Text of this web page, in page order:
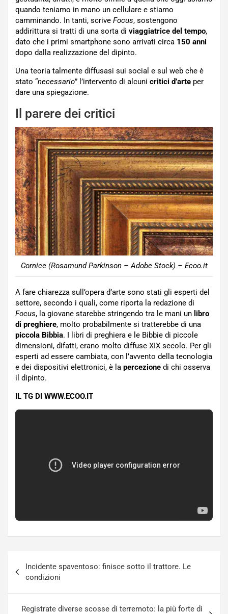
quando teniamo in mano un cellulare e stiamo
camminando. In tanti, scrive Focus, sostengono
addirittura si tratti di una sorta di viaggiatrice del tempo,
dato che i primi smartphone sono arrivati circa 150 anni
dopo dalla realizzazione del dipinto.
Una teoria talmente diffusasi sui social e sul web che è
stato “necessario” l’intervento di alcuni critici d’arte per
dare una spiegazione.
Il parere dei critici
Cornice (Rosamund Parkinson – Adobe Stock) – Ecoo.it
A fare chiarezza sull’opera d’arte sono stati gli esperti del
settore, secondo i quali, come riporta la redazione di
Focus, la giovane starebbe stringendo tra le mani un libro
di preghiere, molto probabilmente si tratterebbe di una
piccola Bibbia. I libri di preghiera e le Bibbie di piccole
dimensioni, difatti, erano molto diffuse XIX secolo. Per gli
esperti ad essere cambiata, con l’avvento della tecnologia
e dei dispositivi elettronici, è la percezione di chi osserva
il dipinto.
IL TG DI WWW.ECOO.IT
articoli
Incidente spaventoso: finisce sotto il trattore. Le
condizioni
Registrate diverse scosse di terremoto: la più forte di